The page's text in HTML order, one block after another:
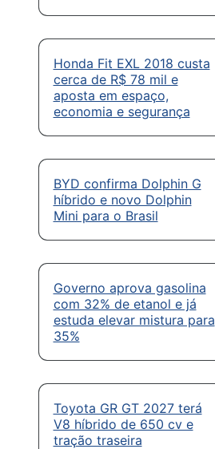
Honda Fit EXL 2018 custa
cerca de R$ 78 mil e
aposta em espaço,
economia e segurança
BYD confirma Dolphin G
híbrido e novo Dolphin
Mini para o Brasil
Governo aprova gasolina
com 32% de etanol e já
estuda elevar mistura para
35%
Toyota GR GT 2027 terá
V8 híbrido de 650 cv e
tração traseira